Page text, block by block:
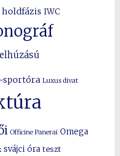
holdfázis IWC
sportóra Luxus divat
Officine Panerai Omega
svájci óra teszt